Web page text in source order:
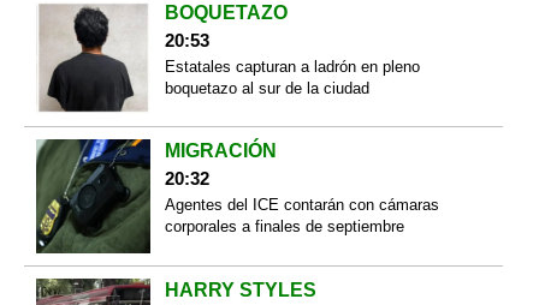
BOQUETAZO
20:53
Estatales capturan a ladrón en pleno
boquetazo al sur de la ciudad
MIGRACIÓN
20:32
Agentes del ICE contarán con cámaras
corporales a finales de septiembre
HARRY STYLES